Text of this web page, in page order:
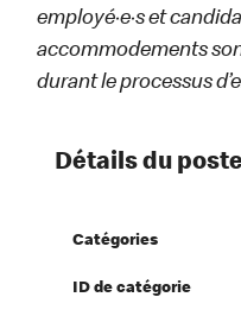
employé·e·s et
accommodements
durant le processus
Détails du poste
Catégories
ID de catégorie